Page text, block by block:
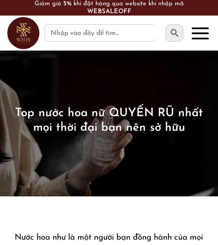
content
FREESHIP toàn quốc cho đơn hàng từ 1.000.000 VNĐ
Search
for:
SEARCH BUTTON
Top nước hoa nữ QUYẾN RŨ nhất
mọi thời đại bạn nên sở hữu
Nước hoa như là một người bạn đồng hành của mọi